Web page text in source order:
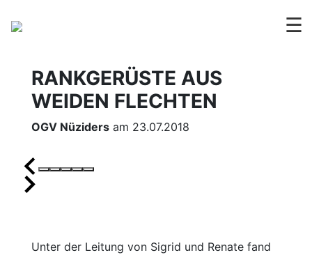
☰
RANKGERÜSTE AUS
WEIDEN FLECHTEN
OGV Nüziders am 23.07.2018
Unter der Leitung von Sigrid und Renate fand